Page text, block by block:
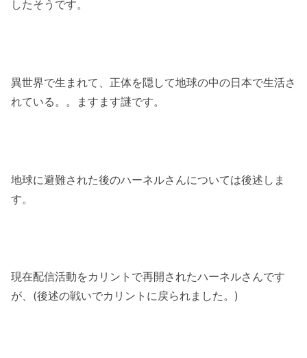
したそうです。
異世界で生まれて、正体を隠して地球の中の日本で生活さ
れている。。ますます謎です。
地球に避難された後のハーネルさんについては後述しま
す。
現在配信活動をカリントで再開されたハーネルさんです
が、(後述の戦いでカリントに戻られました。)